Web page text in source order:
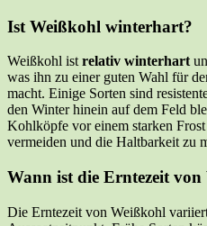
Ist Weißkohl winterhart?
Weißkohl ist relativ winterhart
was ihn zu einer guten Wahl für
macht. Einige Sorten sind
den Winter hinein auf dem Feld
Kohlköpfe vor einem starken
vermeiden und die Haltbarkeit zu
Wann ist die Erntezeit
Die Erntezeit von Weißkohl